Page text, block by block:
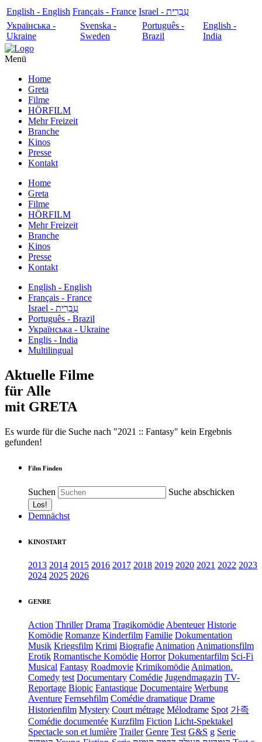
English - English Français - France
עִבְרִית - Israel
Українська -
Ukraine
Svenska -
Sweden
Português -
Brazil
English -
India
Menü
Home
Greta
Filme
HÖRFILM
Mehr Freizeit
Branche
Kinos
Presse
Kontakt
Home
Greta
Filme
HÖRFILM
Mehr Freizeit
Branche
Kinos
Presse
Kontakt
English - English
Français - France
עִבְרִית - Israel
Português - Brazil
Українська - Ukraine
Englis - India
Multilingual
Aktuelle Filme
für Alle
mit GRETA
Es wurde für die Suche nach "2021 :: Fantasy" kein Ergebnis
gefunden!
Film Finden
Suchen Suche abschicken
Demnächst
KINOSTART
2013 2014 2015 2016 2017 2018 2019 2020 2021 2022 2023
2024 2025 2026
GENRE
Action Thriller Drama Tragikomödie Abenteuer Historie
Komödie Romanze Kinderfilm Familie Dokumentation
Musik Kriegsfilm Krimi Biografie Animation Animationsfilm
Erotik Romantische Komödie Horror Dokumentarfilm Sci-Fi
Musical Fantasy Roadmovie Krimikomödie Animation.
Comedy test Documentary Comédie Jugendmagazin TV-
Reportage Biopic Fantastique Documentaire Werbung
Aventure Fernsehfilm Comédie dramatique Drame
Historienfilm Mystery Court métrage Mélodrame Spot 가족
Comédie documentée Kurzfilm Fiction Licht-Spektakel
Spectacle son et lumière Trailer Genre Test G&S g Serie